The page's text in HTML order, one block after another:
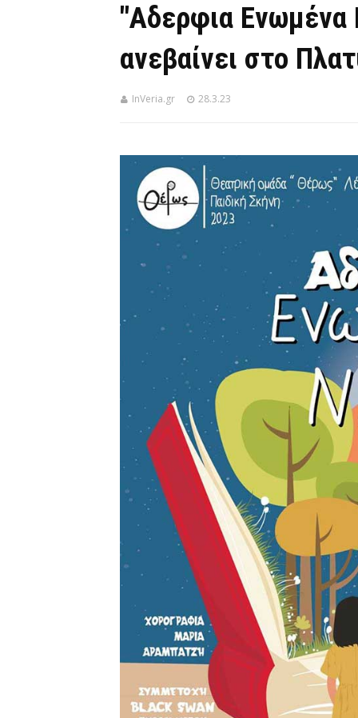
"Αδερφια Ενωμένα
ανεβαίνει στο
InVeria.gr 28.3.23